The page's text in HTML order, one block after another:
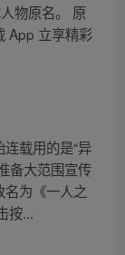
物原名。 原
App 立享精彩
载用的是“异
备大范围宣传
为《一人之
按...